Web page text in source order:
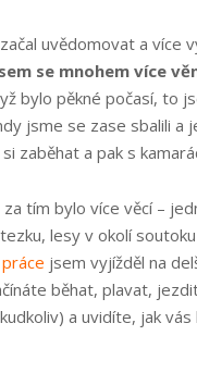
uvědomovat a více
se mnohem více
bylo pěkné počasí, to
jsme se zase sbalili
zaběhat a pak s
tím bylo více věcí –
lesy v okolí
jsem vyjížděl na
běhat, plavat,
a uvidíte, jak